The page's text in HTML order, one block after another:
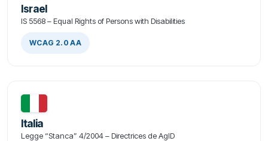
Israel
IS 5568 – Equal Rights of Persons with Disabilities
WCAG 2.0 AA
Italia
Legge “Stanca” 4/2004 – Directrices de AgID